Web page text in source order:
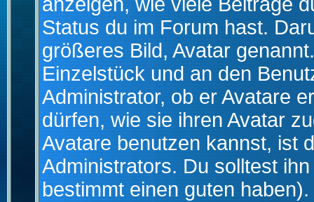
Status du im Forum hast.
größeres Bild, Avatar
Einzelstück und an den
Administrator, ob er Avatare
dürfen, wie sie ihren Avatar
Avatare benutzen kannst, ist
Administrators. Du solltest
bestimmt einen guten haben).